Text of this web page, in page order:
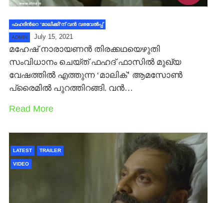
ഫഹദിന്‍റെ ‘മാലിക്കി’ന് വന്‍ വരവേല്‍പ്പ്
ADMIN July 15, 2021
മഹേഷ് നാരായണന്‍ തിരക്കഥയെഴുതി
സംവിധാനം ചെയ്‍ത് ഫഹദ് ഫാസില്‍ മുഖ്യ
വേഷത്തില്‍ എത്തുന്ന ‘മാലിക്’ ആമസോണ്‍
പ്രൈമില്‍ പുറത്തിറങ്ങി. വന്‍…
Read More
LATEST TRAILER
VIDEO